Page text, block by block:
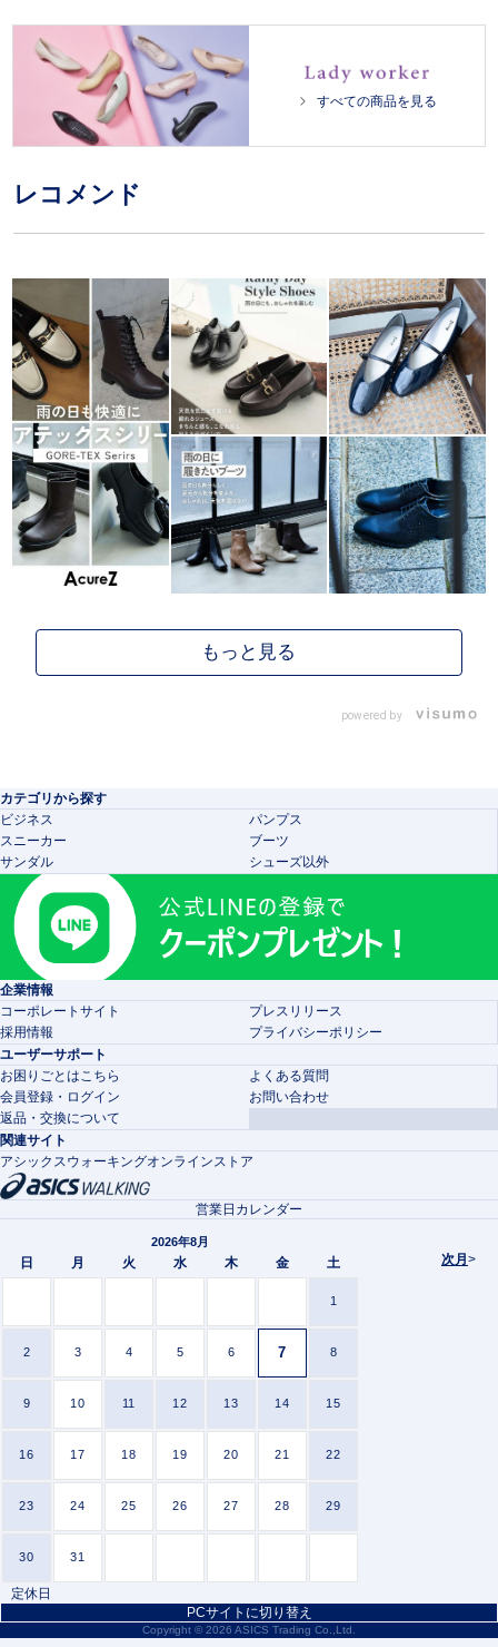
すべての商品を見る
レコメンド
powered by
カテゴリから探す
ビジネス
パンプス
スニーカー
ブーツ
サンダル
シューズ以外
企業情報
コーポレートサイト
プレスリリース
採用情報
プライバシーポリシー
ユーザーサポート
お困りごとはこちら
よくある質問
会員登録・ログイン
お問い合わせ
返品・交換について
関連サイト
アシックスウォーキングオンラインストア
次月 >
営業日カレンダー
2026年8月
日 月 火 水 木 金 土
1
2 3 4 5 6 7 8
9 10 11 12 13 14 15
16 17 18 19 20 21 22
23 24 25 26 27 28 29
30 31
定休日
PCサイトに切り替え
Copyright © 2026 ASICS Trading Co.,Ltd.